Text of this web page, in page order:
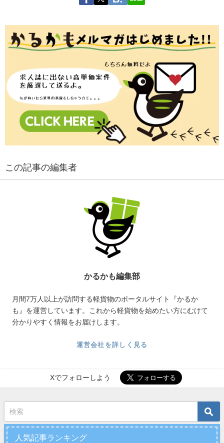
この記事の編集者
かるかも編集部
月間7万人以上が訪問する軽貨物のポータルサイト『かるか
も』を運営しています。これから軽貨物を始めたい方にむけて
分かりやすく情報をお届けします。
運営会社を詳しく見る
Xでフォローしよう
人気記事ランキング